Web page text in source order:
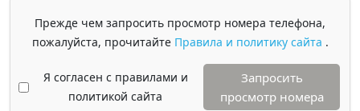
Прежде чем запросить просмотр номера телефона,
пожалуйста, прочитайте Правила и политику сайта .
Я согласен с правилами и
политикой сайта
Запросить
просмотр номера